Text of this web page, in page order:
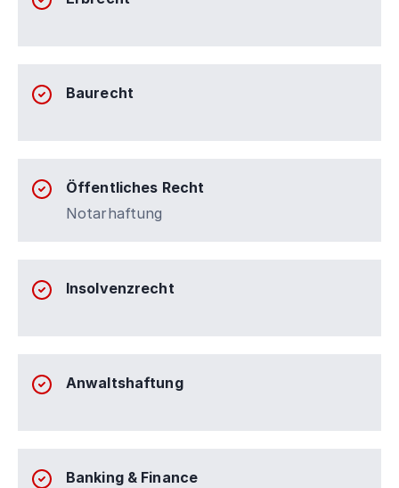
Baurecht
Öffentliches Recht
Notarhaftung
Insolvenzrecht
Anwaltshaftung
Banking & Finance